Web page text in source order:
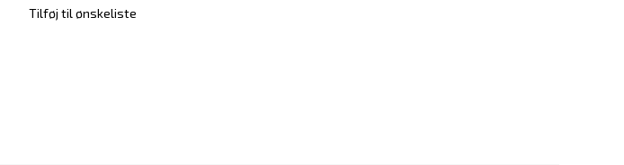
Tilføj til ønskeliste